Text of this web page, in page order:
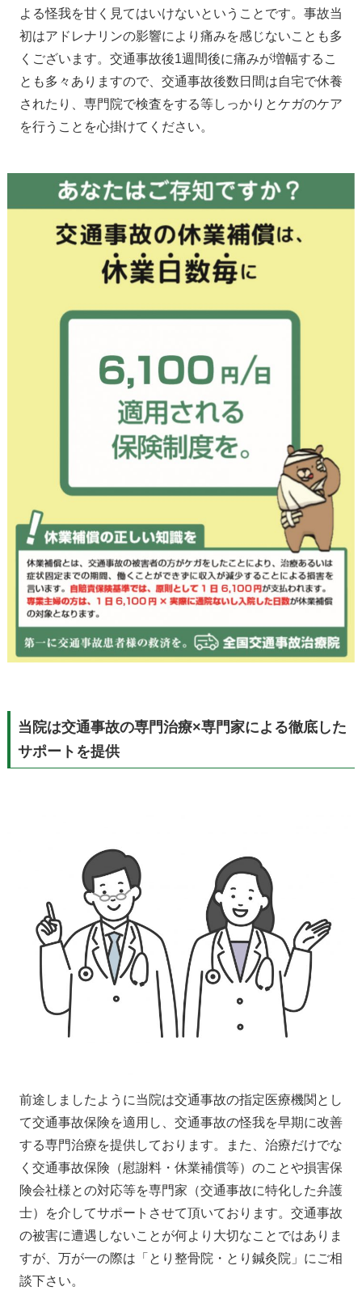
よる怪我を甘く見てはいけないということです。事故当
初はアドレナリンの影響により痛みを感じないことも多
くございます。交通事故後1週間後に痛みが増幅するこ
とも多々ありますので、交通事故後数日間は自宅で休養
されたり、専門院で検査をする等しっかりとケガのケア
を行うことを心掛けてください。
当院は交通事故の専門治療×専門家による徹底した
サポートを提供
前途しましたように当院は交通事故の指定医療機関とし
て交通事故保険を適用し、交通事故の怪我を早期に改善
する専門治療を提供しております。また、治療だけでな
く交通事故保険（慰謝料・休業補償等）のことや損害保
険会社様との対応等を専門家（交通事故に特化した弁護
士）を介してサポートさせて頂いております。交通事故
の被害に遭遇しないことが何より大切なことではありま
すが、万が一の際は「とり整骨院・とり鍼灸院」にご相
談下さい。